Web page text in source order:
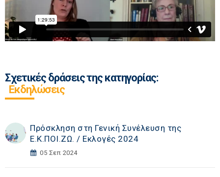
Σχετικές δράσεις της κατηγορίας:
Εκδηλώσεις
Πρόσκληση στη Γενική Συνέλευση της
Ε.Κ.ΠΟΙ.ΖΩ. / Εκλογές 2024
05 Σεπ 2024